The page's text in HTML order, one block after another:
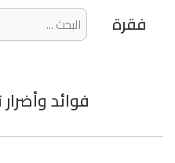
فقرة
فوائد